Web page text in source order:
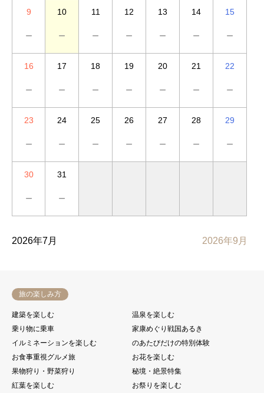
9
－
10
－
11
－
12
－
13
－
14
－
15
－
16
－
17
－
18
－
19
－
20
－
21
－
22
－
23
－
24
－
25
－
26
－
27
－
28
－
29
－
30
－
31
－
2026年7月 2026年9月
旅の楽しみ方
建築を楽しむ
温泉を楽しむ
乗り物に乗車
家康めぐり戦国あるき
イルミネーションを楽しむ
のあたびだけの特別体験
お食事重視グルメ旅
お花を楽しむ
果物狩り・野菜狩り
秘境・絶景特集
紅葉を楽しむ
お祭りを楽しむ